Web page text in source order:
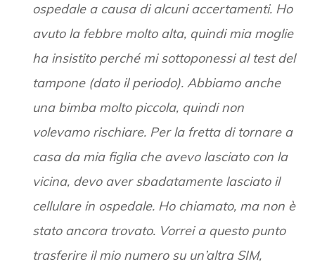
ospedale a causa di alcuni accertamenti. Ho
avuto la febbre molto alta, quindi mia moglie
ha insistito perché mi sottoponessi al test del
tampone (dato il periodo). Abbiamo anche
una bimba molto piccola, quindi non
volevamo rischiare. Per la fretta di tornare a
casa da mia figlia che avevo lasciato con la
vicina, devo aver sbadatamente lasciato il
cellulare in ospedale. Ho chiamato, ma non è
stato ancora trovato. Vorrei a questo punto
trasferire il mio numero su un’altra SIM,